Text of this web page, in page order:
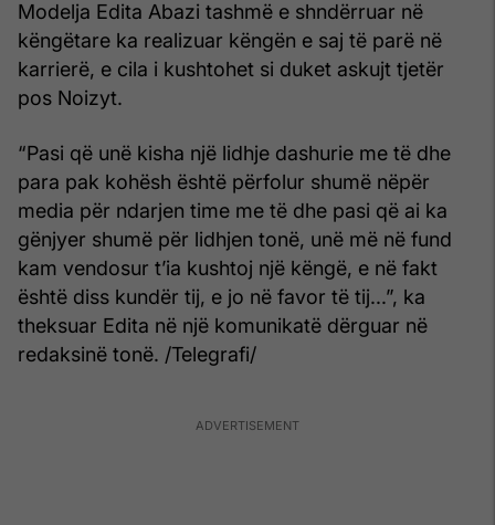
Modelja Edita Abazi tashmë e shndërruar në
këngëtare ka realizuar këngën e saj të parë në
karrierë, e cila i kushtohet si duket askujt tjetër
pos Noizyt.
“Pasi që unë kisha një lidhje dashurie me të dhe
para pak kohësh është përfolur shumë nëpër
media për ndarjen time me të dhe pasi që ai ka
gënjyer shumë për lidhjen tonë, unë më në fund
kam vendosur t’ia kushtoj një këngë, e në fakt
është diss kundër tij, e jo në favor të tij...”, ka
theksuar Edita në një komunikatë dërguar në
redaksinë tonë. /Telegrafi/